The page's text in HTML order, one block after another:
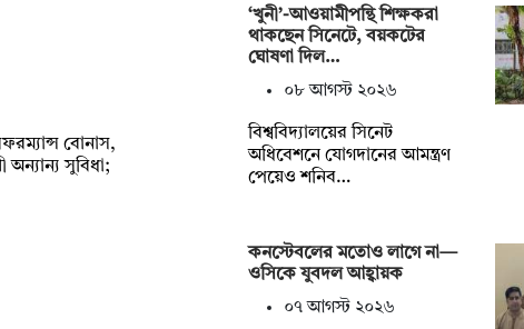
বোনাস,
অন্যান্য সুবিধা;
‘খুনী’-আওয়ামীপন্থি শিক্ষকরা
থাকছেন সিনেটে, বয়কটের
ঘোষণা দিল…
০৮ আগস্ট ২০২৬
বিশ্ববিদ্যালয়ের সিনেট
অধিবেশনে যোগদানের আমন্ত্রণ
পেয়েও শনিব…
কনস্টেবলের মতোও লাগে না—
ওসিকে যুবদল আহ্বায়ক
০৭ আগস্ট ২০২৬